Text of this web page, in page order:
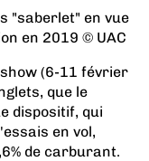
"saberlet" en vue
en 2019 © UAC
(6-11 février
que le
dispositif, qui
en vol,
de carburant.